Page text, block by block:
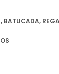
BATUCADA,